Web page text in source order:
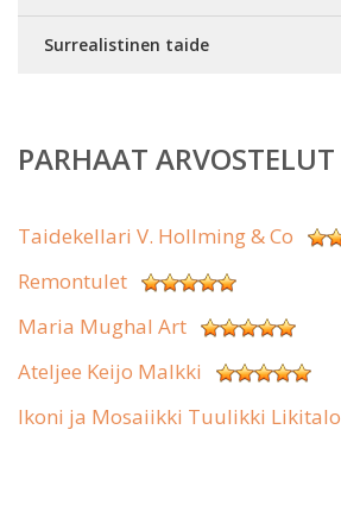
Surrealistinen taide
PARHAAT ARVOSTELUT
Taidekellari V. Hollming & Co
Remontulet
Maria Mughal Art
Ateljee Keijo Malkki
Ikoni ja Mosaiikki Tuulikki Likitalo